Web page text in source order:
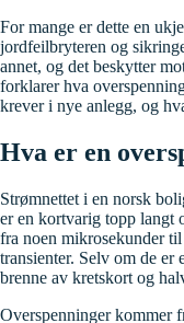
For mange er dette en
jordfeilbryteren og
annet, og det beskytter
forklarer hva
krever i nye anlegg, og
Hva er en
Strømnettet i en norsk
er en kortvarig topp langt
fra noen mikrosekunder
transienter. Selv om de er
brenne av kretskort og
Overspenninger kommer